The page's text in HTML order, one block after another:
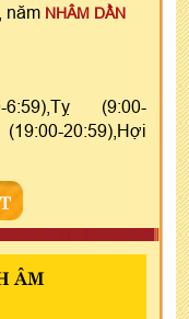
, năm NHÂM DẦN
(9:00-
20:59),Hợi
ÂM